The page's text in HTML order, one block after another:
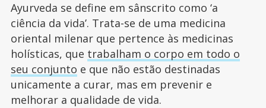
Ayurveda se define em sânscrito como ‘a
ciência da vida’. Trata-se de uma medicina
oriental milenar que pertence às medicinas
holísticas, que trabalham o corpo em todo o
seu conjunto e que não estão destinadas
unicamente a curar, mas em prevenir e
melhorar a qualidade de vida.